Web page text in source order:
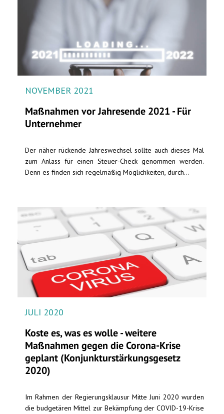
NOVEMBER 2021
Maßnahmen vor Jahresende 2021 - Für
Unternehmer
Der näher rückende Jahreswechsel sollte auch dieses Mal
zum Anlass für einen Steuer-Check genommen werden.
Denn es finden sich regelmäßig Möglichkeiten, durch...
JULI 2020
Koste es, was es wolle - weitere
Maßnahmen gegen die Corona-Krise
geplant (Konjunkturstärkungsgesetz
2020)
Im Rahmen der Regierungsklausur Mitte Juni 2020 wurden
die budgetären Mittel zur Bekämpfung der COVID-19-Krise